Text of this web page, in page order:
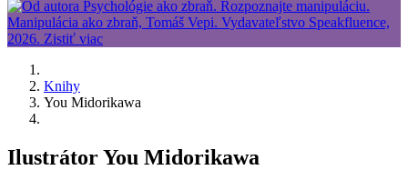
Knihy
You Midorikawa
Ilustrátor You Midorikawa